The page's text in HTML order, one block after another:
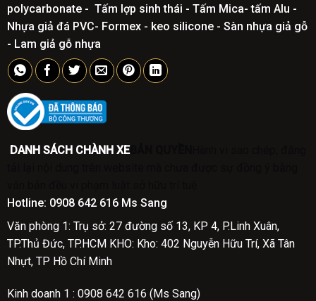
polycarbonate - Tấm lợp sinh thái - Tấm Mica- tấm Alu -
Nhựa giả đá PVC- Formex - keo silicone - Sàn nhựa giả gỗ
- Lam giả gỗ nhựa
DANH SÁCH CHÀNH XEBẢN QUYỀN
Hotline: 0908 642 616 Ms Sang
Văn phòng 1: Trụ sở: 27 đường số 13, KP 4, P.Linh Xuân,
TP.Thủ Đức, TP.HCM KHO: Kho: 402 Nguyễn Hữu Trí, Xã Tân
Nhựt, TP Hồ Chí Minh
Kinh doanh 1 : 0908 642 616 (Ms Sang)